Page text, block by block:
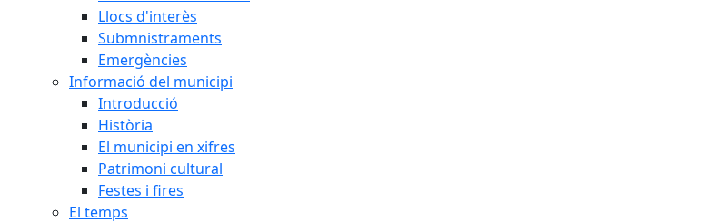
Llocs d'interès
Submnistraments
Emergències
Informació del municipi
Introducció
Història
El municipi en xifres
Patrimoni cultural
Festes i fires
El temps